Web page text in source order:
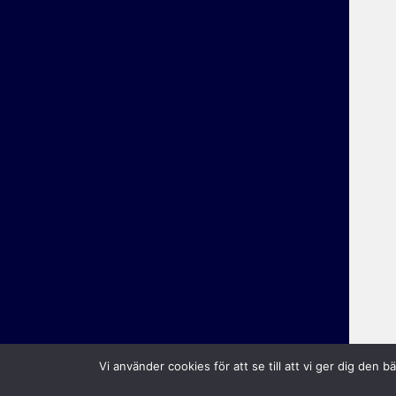
Vi använder cookies för att se till att vi ger dig den